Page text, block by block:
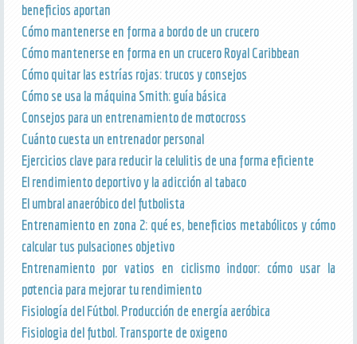
beneficios aportan
Cómo mantenerse en forma a bordo de un crucero
Cómo mantenerse en forma en un crucero Royal Caribbean
Cómo quitar las estrías rojas: trucos y consejos
Cómo se usa la máquina Smith: guía básica
Consejos para un entrenamiento de motocross
Cuánto cuesta un entrenador personal
Ejercicios clave para reducir la celulitis de una forma eficiente
El rendimiento deportivo y la adicción al tabaco
El umbral anaeróbico del futbolista
Entrenamiento en zona 2: qué es, beneficios metabólicos y cómo
calcular tus pulsaciones objetivo
Entrenamiento por vatios en ciclismo indoor: cómo usar la
potencia para mejorar tu rendimiento
Fisiología del Fútbol. Producción de energía aeróbica
Fisiologia del futbol. Transporte de oxigeno